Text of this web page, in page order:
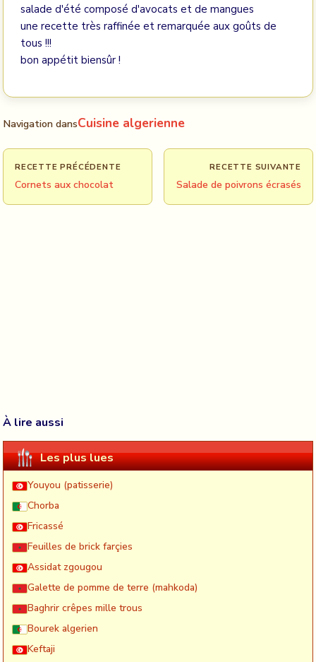
salade d'été composé d'avocats et de mangues
une recette très raffinée et remarquée aux goûts de
tous !!!
bon appétit biensûr !
Navigation dansCuisine algerienne
RECETTE PRÉCÉDENTE
Cornets aux chocolat
RECETTE SUIVANTE
Salade de poivrons écrasés
À lire aussi
Les plus lues
Youyou (patisserie)
Chorba
Fricassé
Feuilles de brick farçies
Assidat zgougou
Galette de pomme de terre (mahkoda)
Baghrir crêpes mille trous
Bourek algerien
Keftaji